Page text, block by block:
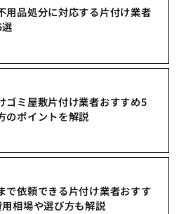
用品処分に対応する片付け業者
ゴミ屋敷片付け業者おすすめ5
のポイントを解説
で依頼できる片付け業者おすす
相場や選び方も解説